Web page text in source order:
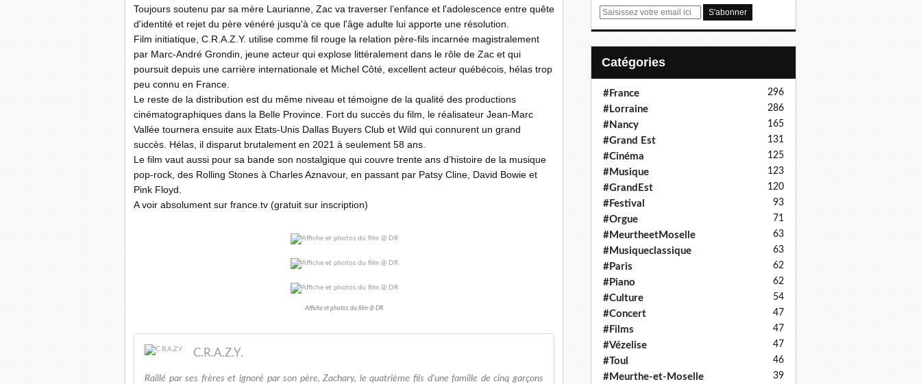
Toujours soutenu par sa mère Laurianne, Zac va traverser l’enfance et l'adolescence entre quête
d'identité et rejet du père vénéré jusqu'à ce que l'âge adulte lui apporte une résolution.
Film initiatique, C.R.A.Z.Y. utilise comme fil rouge la relation père-fils incarnée magistralement
par Marc-André Grondin, jeune acteur qui explose littéralement dans le rôle de Zac et qui
poursuit depuis une carrière internationale et Michel Côté, excellent acteur québécois, hélas trop
peu connu en France.
Le reste de la distribution est du même niveau et témoigne de la qualité des productions
cinématographiques dans la Belle Province. Fort du succès du film, le réalisateur Jean-Marc
Vallée tournera ensuite aux Etats-Unis Dallas Buyers Club et Wild qui connurent un grand
succès. Hélas, il disparut brutalement en 2021 à seulement 58 ans.
Le film vaut aussi pour sa bande son nostalgique qui couvre trente ans d’histoire de la musique
pop-rock, des Rolling Stones à Charles Aznavour, en passant par Patsy Cline, David Bowie et
Pink Floyd.
A voir absolument sur france.tv (gratuit sur inscription)
Affiche et photos du film @ DR
C.R.A.Z.Y.
Raillé par ses frères et ignoré par son père, Zachary, le quatrième fils d'une famille de cinq garçons
E
Catégories
#France 296
#Lorraine 286
#Nancy 165
#Grand Est 131
#Cinéma 125
#Musique 123
#GrandEst 120
#Festival 93
#Orgue 71
#MeurtheetMoselle 63
#Musiqueclassique 63
#Paris 62
#Piano 62
#Culture 54
#Concert 47
#Films 47
#Vézelise 47
#Toul 46
#Meurthe-et-Moselle 39